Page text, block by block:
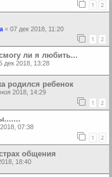
1 2
« 07 дек 2018, 11:20
1 2
ли я любить...
дек 2018, 13:28
родился ребенок
2018, 14:29
1 2
07:38
1 2
общения
18:40